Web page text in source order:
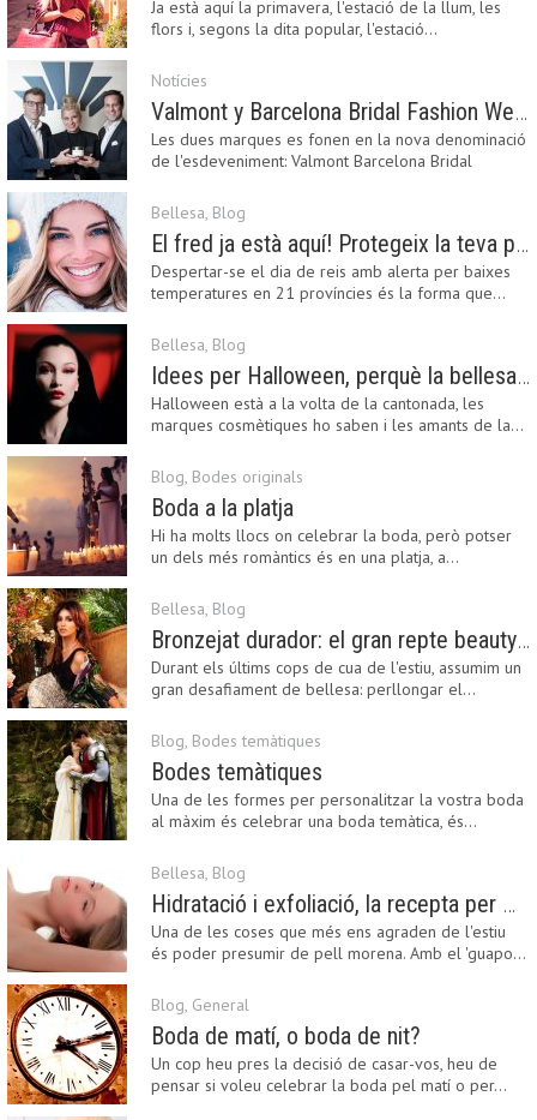
Ja està aquí la primavera, l'estació de la llum, les
flors i, segons la dita popular, l'estació…
Notícies
Valmont y Barcelona Bridal Fashion Week s’uneixen per donar impuls a la creativitat, la innovació i el disseny de la moda nupcial
Les dues marques es fonen en la nova denominació
de l'esdeveniment: Valmont Barcelona Bridal
Bellesa, Blog
El fred ja està aquí! Protegeix la teva pell amb els nostres consells i propostes
Despertar-se el dia de reis amb alerta per baixes
temperatures en 21 províncies és la forma que…
Bellesa, Blog
Idees per Halloween, perquè la bellesa pot ser terrorífica
Halloween està a la volta de la cantonada, les
marques cosmètiques ho saben i les amants de la…
Blog, Bodes originals
Boda a la platja
Hi ha molts llocs on celebrar la boda, però potser
un dels més romàntics és en una platja, a…
Bellesa, Blog
Bronzejat durador: el gran repte beauty del final de l’estiu
Durant els últims cops de cua de l'estiu, assumim un
gran desafiament de bellesa: perllongar el…
Blog, Bodes temàtiques
Bodes temàtiques
Una de les formes per personalitzar la vostra boda
al màxim és celebrar una boda temàtica, és…
Bellesa, Blog
Hidratació i exfoliació, la recepta per mantenir el bronzejat
Una de les coses que més ens agraden de l'estiu
és poder presumir de pell morena. Amb el 'guapo…
Blog, General
Boda de matí, o boda de nit?
Un cop heu pres la decisió de casar-vos, heu de
pensar si voleu celebrar la boda pel matí o per…